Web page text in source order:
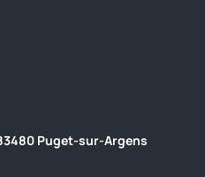
Puget-sur-Argens